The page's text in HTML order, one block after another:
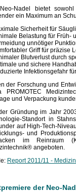
Nadel bietet
ein Maximum an
Sicherheit für
Belastung für Früh-
unnötiger
Griff für präzise
Blutverlust durch
und sichere
Infektionsgefahr
der Forschung und
PROMOTEC
und Verpackung
Gründung im Jahr
Standort in
auf High-Tech-
und
im Reinraum
angeboten.
Report 2011/11 -
der Neo-